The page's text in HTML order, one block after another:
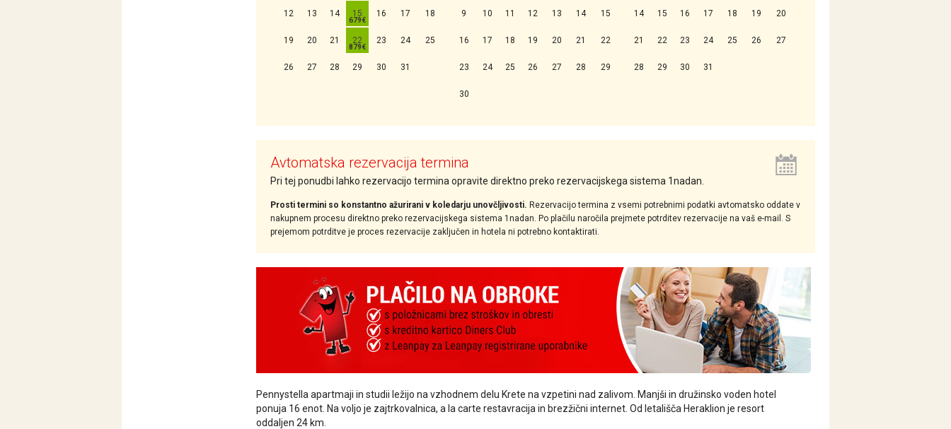
12 13 14 15 16 17 18
19 20 21 22 23 24 25
26 27 28 29 30 31
9 10 11 12 13 14 15
16 17 18 19 20 21 22
23 24 25 26 27 28 29
30
14 15 16 17 18 19 20
21 22 23 24 25 26 27
28 29 30 31
Avtomatska rezervacija termina
Pri tej ponudbi lahko rezervacijo termina opravite direktno preko rezervacijskega sistema 1nadan.
Prosti termini so konstantno ažurirani v koledarju unovčljivosti. Rezervacijo termina z vsemi potrebnimi podatki avtomatsko oddate v
nakupnem procesu direktno preko rezervacijskega sistema 1nadan. Po plačilu naročila prejmete potrditev rezervacije na vaš e-mail. S
prejemom potrditve je proces rezervacije zaključen in hotela ni potrebno kontaktirati.
Pennystella apartmaji in studii ležijo na vzhodnem delu Krete na vzpetini nad zalivom. Manjši in družinsko voden hotel
ponuja 16 enot. Na voljo je zajtrkovalnica, a la carte restavracija in brezžični internet. Od letališča Heraklion je resort
oddaljen 24 km.